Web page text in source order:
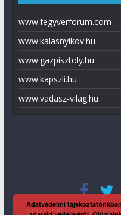
www.fegyverforum.com
www.kalasnyikov.hu
www.gazpisztoly.hu
www.kapszli.hu
www.vadasz-vilag.hu
Impresszum Adatvédelmi
Adatvédelmi